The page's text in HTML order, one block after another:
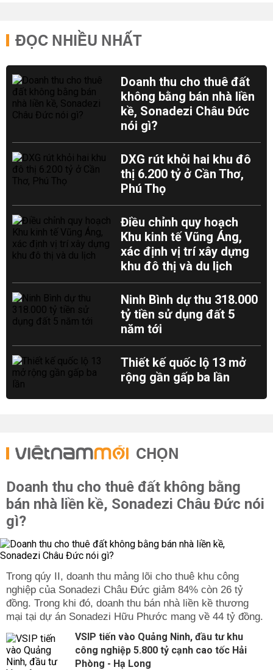
ĐỌC NHIỀU NHẤT
Doanh thu cho thuê đất
không bằng bán nhà liền
kề, Sonadezi Châu Đức
nói gì?
DXG rút khỏi hai khu đô
thị 6.200 tỷ ở Cần Thơ,
Phú Thọ
Điều chỉnh quy hoạch
Khu kinh tế Vũng Áng,
xác định vị trí xây dựng
khu đô thị và du lịch
Ninh Bình dự thu 318.000
tỷ tiền sử dụng đất 5
năm tới
Thiết kế quốc lộ 13 mở
rộng gần gấp ba lần
CHỌN
Doanh thu cho thuê đất không bằng
bán nhà liền kề, Sonadezi Châu Đức nói
gì?
Trong qúy II, doanh thu mảng lõi cho thuê khu công
nghiệp của Sonadezi Châu Đức giảm 84% còn 26 tỷ
đồng. Trong khi đó, doanh thu bán nhà liền kề thương
mại tại dự án Sonadezi Hữu Phước mang về 44 tỷ đồng.
VSIP tiến vào Quảng Ninh, đầu tư khu
công nghiệp 5.800 tỷ cạnh cao tốc Hải
Phòng - Hạ Long